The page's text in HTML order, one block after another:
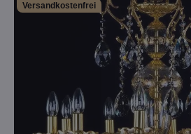
Versandkostenfrei